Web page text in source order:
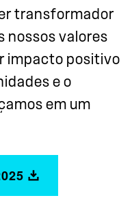
transformador
nossos valores
impacto positivo
e o
em um